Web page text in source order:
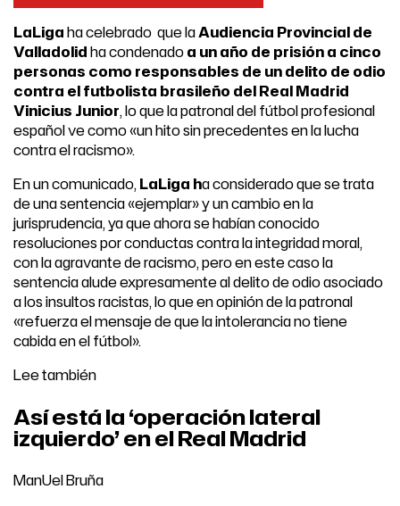
LaLigaha celebrado que laAudiencia Provincial de
Valladolidha condenadoa un año de prisión a cinco
personas como responsables de un delito de odio
contra el futbolista brasileño del Real Madrid
Vinicius Junior, lo que la patronal del fútbol profesional
español ve como «un hito sin precedentes en la lucha
contra el racismo».
En un comunicado,LaLiga ha considerado que se trata
de una sentencia «ejemplar» y un cambio en la
jurisprudencia, ya que ahora se habían conocido
resoluciones por conductas contra la integridad moral,
con la agravante de racismo, pero en este caso la
sentencia alude expresamente al delito de odio asociado
a los insultos racistas, lo que en opinión de la patronal
«refuerza el mensaje de que la intolerancia no tiene
cabida en el fútbol».
Lee también
Así está la ‘operación lateral
izquierdo’ en el Real Madrid
ManUel Bruña